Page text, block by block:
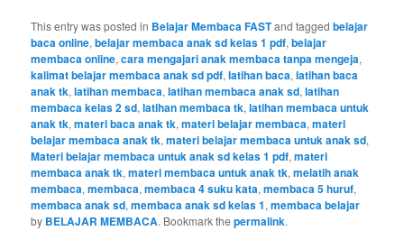
This entry was posted in Belajar Membaca FASTand taggedbelajar
baca online,belajar membaca anak sd kelas 1 pdf,belajar
membaca online,cara mengajari anak membaca tanpa mengeja,
kalimat belajar membaca anak sd pdf,latihan baca,latihan baca
anak tk,latihan membaca,latihan membaca anak sd,latihan
membaca kelas 2 sd,latihan membaca tk,latihan membaca untuk
anak tk,materi baca anak tk,materi belajar membaca,materi
belajar membaca anak tk,materi belajar membaca untuk anak sd,
Materi belajar membaca untuk anak sd kelas 1 pdf,materi
membaca anak tk,materi membaca untuk anak tk,melatih anak
membaca,membaca,membaca 4 suku kata,membaca 5 huruf,
membaca anak sd,membaca anak sd kelas 1,membaca belajar
by BELAJAR MEMBACA. Bookmark thepermalink.